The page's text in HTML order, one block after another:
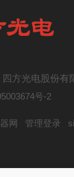
方光电股份有
号-2
网 管理登录